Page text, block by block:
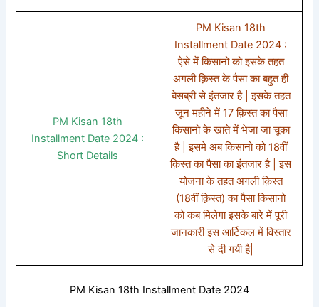
PM Kisan 18th
Installment Date 2024 :
Short Details
PM Kisan 18th
Installment Date 2024 :
ऐसे में किसानो को इसके तहत
अगली क़िस्त के पैसा का बहुत ही
बेसब्री से इंतजार है | इसके तहत
जून महीने में 17 क़िस्त का पैसा
किसानो के खाते में भेजा जा चूका
है | इसमे अब किसानो को 18वीं
क़िस्त का पैसा का इंतजार है | इस
योजना के तहत अगली क़िस्त
(18वीं क़िस्त) का पैसा किसानो
को कब मिलेगा इसके बारे में पूरी
जानकारी इस आर्टिकल में विस्तार
से दी गयी है|
PM Kisan 18th Installment Date 2024